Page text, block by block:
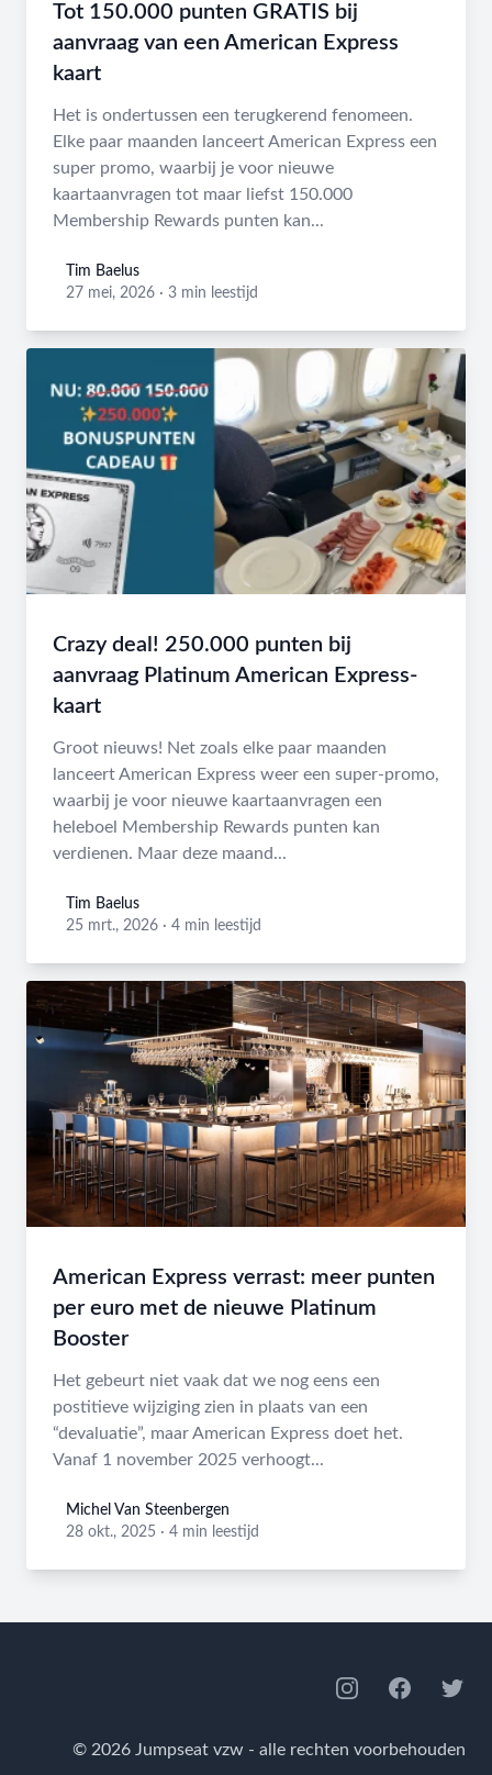
Tot 150.000 punten GRATIS bij
aanvraag van een American Express
kaart
Het is ondertussen een terugkerend fenomeen.
Elke paar maanden lanceert American Express een
super promo, waarbij je voor nieuwe
kaartaanvragen tot maar liefst 150.000
Membership Rewards punten kan...
Tim Baelus
Tim Baelus
27 mei, 2026 · 3 min leestijd
Crazy deal! 250.000 punten bij
aanvraag Platinum American Express-
kaart
Groot nieuws! Net zoals elke paar maanden
lanceert American Express weer een super-promo,
waarbij je voor nieuwe kaartaanvragen een
heleboel Membership Rewards punten kan
verdienen. Maar deze maand...
Tim Baelus
Tim Baelus
25 mrt., 2026 · 4 min leestijd
American Express verrast: meer punten
per euro met de nieuwe Platinum
Booster
Het gebeurt niet vaak dat we nog eens een
postitieve wijziging zien in plaats van een
“devaluatie”, maar American Express doet het.
Vanaf 1 november 2025 verhoogt...
Michel Van Steenbergen
Michel Van Steenbergen
28 okt., 2025 · 4 min leestijd
InstagramFacebookTwitter
© 2026 Jumpseat vzw - alle rechten voorbehouden